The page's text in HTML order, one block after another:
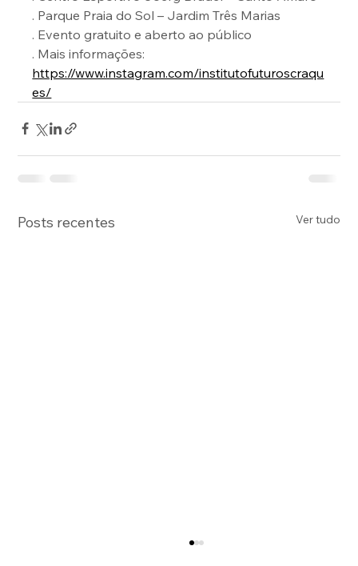
. Parque Praia do Sol – Jardim Três Marias
. Evento gratuito e aberto ao público
. Mais informações:
https://www.instagram.com/institutofuturoscraqu
es/
Posts recentes Ver tudo